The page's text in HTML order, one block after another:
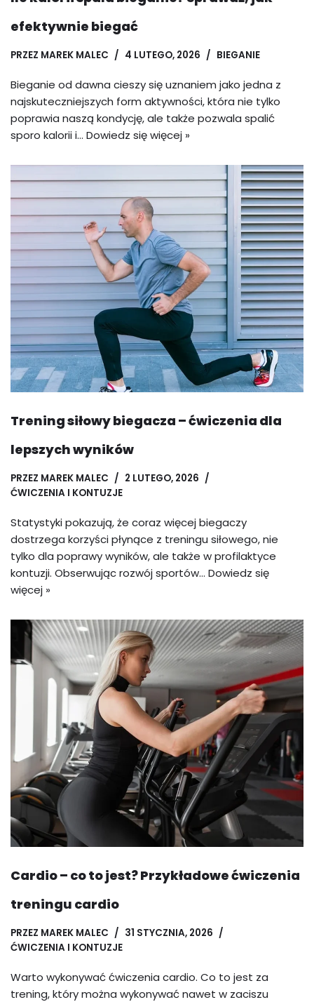
efektywnie biegać
PRZEZ MAREK MALEC 4 LUTEGO, 2026 BIEGANIE
Bieganie od dawna cieszy się uznaniem jako jedna z
najskuteczniejszych form aktywności, która nie tylko
poprawia naszą kondycję, ale także pozwala spalić
sporo kalorii i… Dowiedz się więcej »
Trening siłowy biegacza – ćwiczenia dla
lepszych wyników
PRZEZ MAREK MALEC
2 LUTEGO, 2026
ĆWICZENIA I KONTUZJE
Statystyki pokazują, że coraz więcej biegaczy
dostrzega korzyści płynące z treningu siłowego, nie
tylko dla poprawy wyników, ale także w profilaktyce
kontuzji. Obserwując rozwój sportów… Dowiedz się
więcej »
Cardio – co to jest? Przykładowe ćwiczenia
treningu cardio
PRZEZ MAREK MALEC
31 STYCZNIA, 2026
ĆWICZENIA I KONTUZJE
Warto wykonywać ćwiczenia cardio. Co to jest za
trening, który można wykonywać nawet w zaciszu